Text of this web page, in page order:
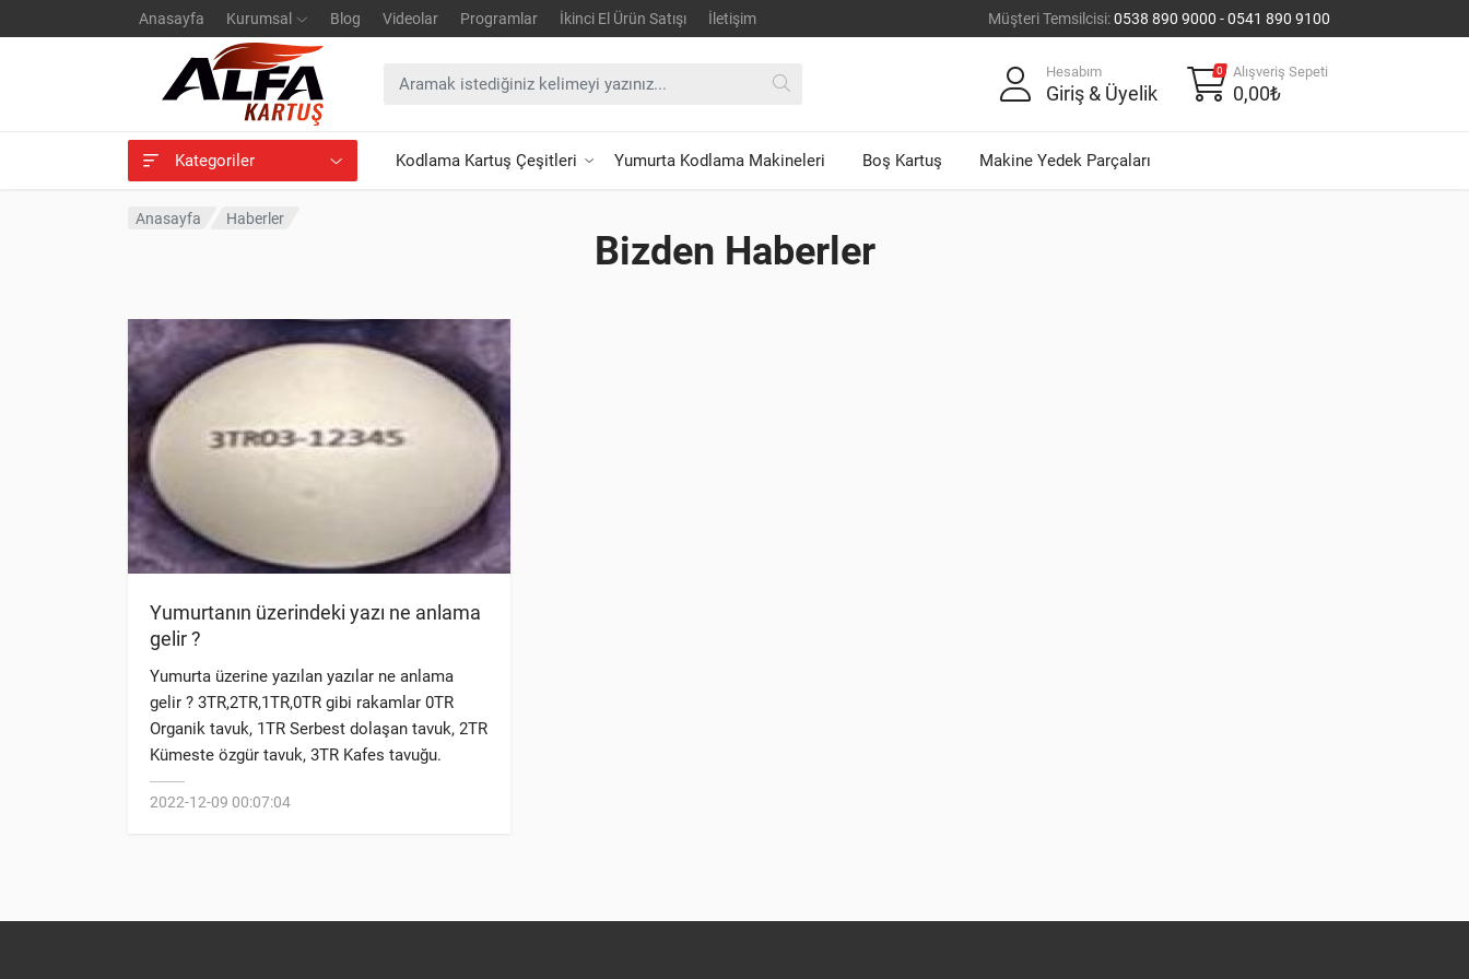
Anasayfa Kurumsal Blog Videolar Programlar İkinci El Ürün Satışı İletişim Müşteri Temsilcisi:0538 890 9000 - 0541 890 9100
Kategoriler Kodlama Kartuş Çeşitleri Yumurta Kodlama Makineleri Boş Kartuş Makine Yedek Parçaları
Hesabım
Giriş & Üyelik
0 Alışveriş Sepeti
0,00₺
Anasayfa Haberler
Bizden Haberler
Yumurtanın üzerindeki yazı ne anlama
gelir ?
2022-12-09 00:07:04
Yumurta üzerine yazılan yazılar ne anlama
gelir ? 3TR,2TR,1TR,0TR gibi rakamlar 0TR
Organik tavuk, 1TR Serbest dolaşan tavuk, 2TR
Kümeste özgür tavuk, 3TR Kafes tavuğu.
Olmak üzere 4'e ayrılır.